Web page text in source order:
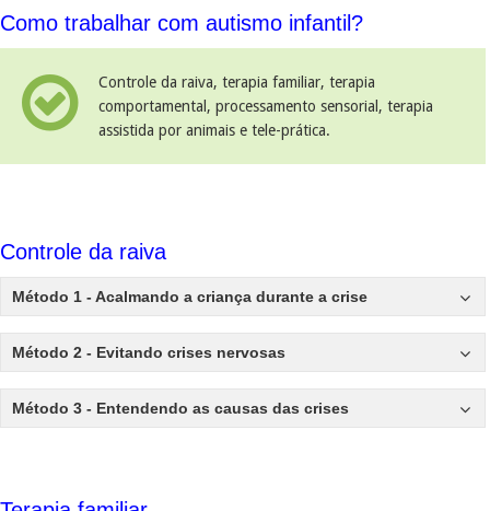
Como trabalhar com autismo infantil?
Controle da raiva, terapia familiar, terapia
comportamental, processamento sensorial, terapia
assistida por animais e tele-prática.
Controle da raiva
Método 1 - Acalmando a criança durante a crise
Método 2 - Evitando crises nervosas
Método 3 - Entendendo as causas das crises